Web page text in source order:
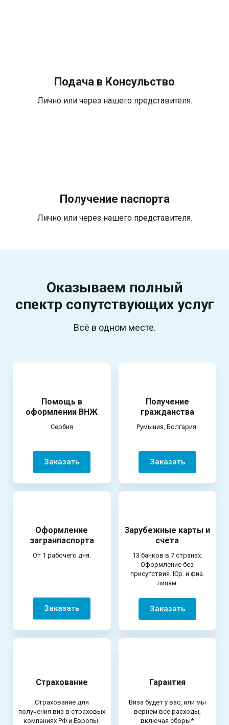
Подача в Консульство
Лично или через нашего представителя.
Получение паспорта
Лично или через нашего представителя.
Оказываем полный
спектр сопутствующих услуг
Всё в одном месте.
Помощь в
оформлении ВНЖ
Сербия
Заказать
Получение
гражданства
Румыния, Болгария.
Заказать
Оформление
загранпаспорта
От 1 рабочего дня.
Заказать
Зарубежные карты и
счета
13 банков в 7 странах.
Оформление без
присутствия. Юр. и физ.
лицам.
Заказать
Страхование
Страхование для
получения виз в страховых
компаниях РФ и Европы.
Гарантия
Виза будет у вас, или мы
вернем все расходы,
включая сборы*